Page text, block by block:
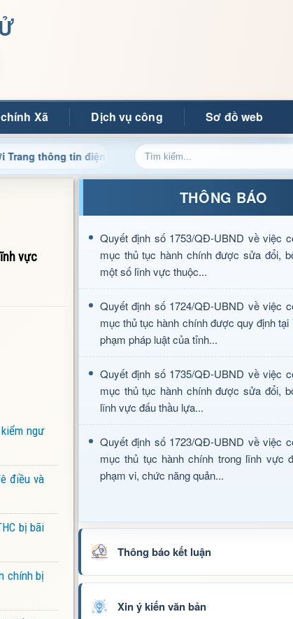
Xã Dịch vụ công Sơ đồ web
tin điện tử xã Mường Ảng Cập nhật thông tin
vực
ngư
điều và
bị bãi
chính bị
THÔNG BÁO
Quyết định số 1753/QĐ-UBND về việc
mục thủ tục hành chính được sửa đổi,
một số lĩnh vực thuộc...
Quyết định số 1724/QĐ-UBND về việc
mục thủ tục hành chính được quy định tại
phạm pháp luật của tỉnh...
Quyết định số 1735/QĐ-UBND về việc
mục thủ tục hành chính được sửa đổi,
lĩnh vực đấu thầu lựa...
Quyết định số 1723/QĐ-UBND về việc
mục thủ tục hành chính trong lĩnh vực
phạm vi, chức năng quản...
Thông báo kết luận
Xin ý kiến văn bản